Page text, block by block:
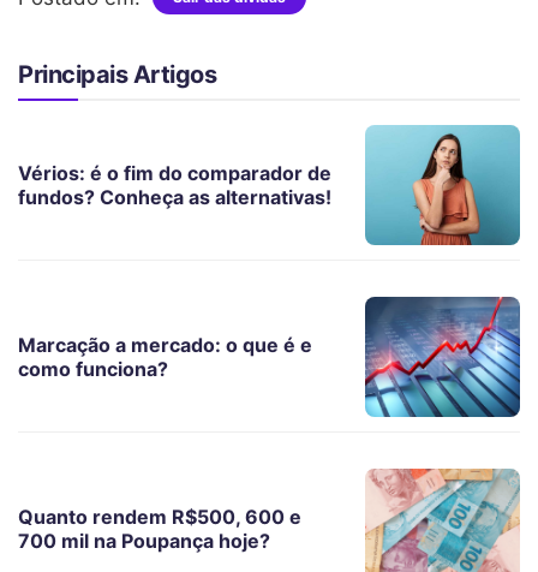
Principais Artigos
Vérios: é o fim do comparador de
fundos? Conheça as alternativas!
Marcação a mercado: o que é e
como funciona?
Quanto rendem R$500, 600 e
700 mil na Poupança hoje?